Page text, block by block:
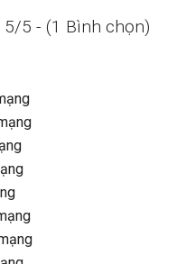
5/5 - (1 Bình chọn)